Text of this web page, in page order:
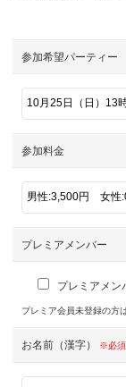
参加希望パーティー
参加料金
プレミアメンバー
プレミアメン
プレミア会員未登録の方
お名前（漢字） ※必須